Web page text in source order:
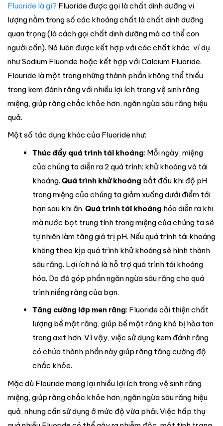
Fluoride là gì? Fluoride được gọi là chất dinh dưỡng vi
lượng nằm trong số các khoáng chất là chất dinh dưỡng
quan trọng (là cách gọi chất dinh dưỡng mà cơ thể con
người cần). Nó luôn được kết hợp với các chất khác, ví dụ
như Sodium Fluoride hoặc kết hợp với Calcium Fluoride.
Flouride là một trong những thành phần không thể thiếu
trong kem đánh răng với nhiều lợi ích trong vệ sinh răng
miệng, giúp răng chắc khỏe hơn, ngăn ngừa sâu răng hiệu
quả.
Một số tác dụng khác của Fluoride như:
Thúc đẩy quá trình tái khoáng: Mỗi ngày, miệng
của chúng ta diễn ra 2 quá trình: khử khoáng và tái
khoáng. Quá trình khử khoáng bắt đầu khi độ pH
trong miệng của chúng ta giảm xuống dưới điểm tới
hạn sau khi ăn. Quá trình tái khoáng hóa diễn ra khi
mà nước bọt trung tính trong miệng của chúng ta sẽ
tự nhiên làm tăng giá trị pH. Nếu quá trình tái khoáng
không theo kịp quá trình khử khoáng sẽ hình thành
sâu răng. Lợi ích nó là hỗ trợ quá trình tái khoáng
hóa. Do đó góp phần ngăn ngừa sâu răng cho quá
trình niềng răng của bạn.
Tăng cường lớp men răng: Fluoride cải thiện chất
lượng bề mặt răng, giúp bề mặt răng khó bị hòa tan
trong axit hơn. Vì vậy, việc sử dụng kem đánh răng
có chứa thành phần này giúp răng tăng cường độ
chắc khỏe.
Mặc dù Flouride mang lại nhiều lợi ích trong vệ sinh răng
miệng, giúp răng chắc khỏe hơn, ngăn ngừa sâu răng hiệu
quả, nhưng cần sử dụng ở mức độ vừa phải. Việc hấp thụ